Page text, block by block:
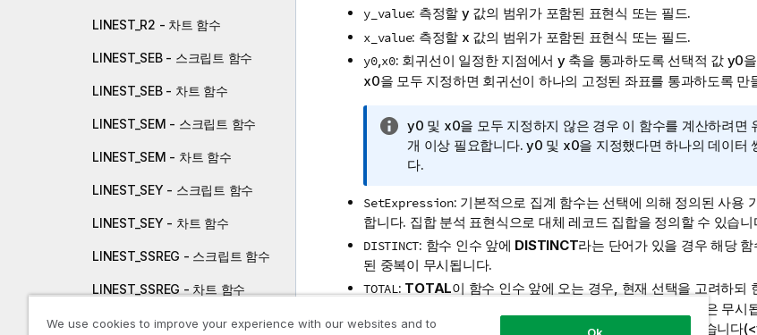
LINEST_R2 - 차트 함수
LINEST_SEB - 스크립트 함수
LINEST_SEB - 차트 함수
LINEST_SEM - 스크립트 함수
LINEST_SEM - 차트 함수
LINEST_SEY - 스크립트 함수
LINEST_SEY - 차트 함수
LINEST_SSREG - 스크립트 함수
LINEST_SSREG - 차트 함수
LINEST_SSRESID - 스크립트 함
y_value: 측정할 y값의 범위가 포함된 표현식 또는 필드.
x_value: 측정할 x 값의 범위가 포함된 표현식 또는 필드.
y0,x0: 회귀선이 일정한 지점에서 y 축을 통과하도록 선택적 값 y0
x0을 모두 지정하면 회귀선이 하나의 고정된 좌표를 통과하도록 만
정
보
메
y0 및 x0을 모두 지정하지 않은 경우 이 함수를 계산하려면
개 이상 필요합니다. y0 및 x0을 지정했다면 하나의 데이터
다.
SetExpression: 기본적으로 집계 함수는 선택에 의해 정의된 사용
합니다. 집합 분석 표현식으로 대체 레코드 집합을 정의할 수 있습니
DISTINCT: 함수 인수 앞에 DISTINCT라는 단어가 있을 경우 해당
된 중복이 무시됩니다.
TOTAL: TOTAL이 함수 인수 앞에 오는 경우, 현재 선택을 고려하되
은 가능한 모든 값에 대한 계산이 실행됩니다. 즉, 차트 차원은 무시
는 꺾쇠 괄호로 묶인 하나 이상의 필드 이름 목록이 올 수 있습니다(
We use cookies to improve your experience with our websites and to